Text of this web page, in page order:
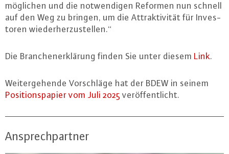
mög­li­chen und die not­wen­di­gen Reformen nun schnell
auf den Weg zu bringen, um die At­trak­ti­vi­tät für In­ves­
to­ren wie­der­her­zu­stel­len.“
Die Bran­chen­er­klä­rung finden Sie unter diesem Link.
Wei­ter­ge­hen­de Vor­schlä­ge hat der BDEW in seinem
Po­si­ti­ons­pa­pier vom Juli 2025 ver­öf­fent­licht.
Ansprechpartner